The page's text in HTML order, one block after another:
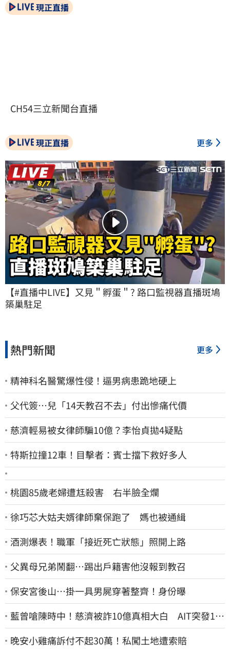
現正直播
CH54三立新聞台直播
現正直播 更多
【#直播中LIVE】又見＂孵蛋＂? 路口監視器直播斑鳩
築巢駐足
熱門新聞 更多
精神科名醫驚爆性侵！逼男病患跪地硬上
父代簽…兒「14天教召不去」付出慘痛代價
慈濟輕易被女律師騙10億？李怡貞拋4疑點
特斯拉撞12車！目擊者：賓士擋下救好多人
桃園85歲老婦遭尪殺害 右半臉全爛
徐巧芯大姑夫婿律師棄保跑了 媽也被通緝
酒測爆表！職軍「接近死亡狀態」照開上路
父異母兄弟鬧翻…踢出戶籍害他沒報到教召
保安宮後山…掛一具男屍穿著整齊！身份曝
藍曾嗆陳時中！慈濟被詐10億真相大白 AIT突發1文
酸爆…他笑：真的很會
晚安小雞痛訴付不起30萬！私闖土地遭索賠